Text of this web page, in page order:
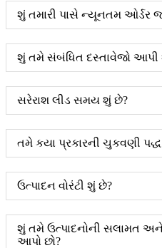
શું તમારી પાસે ન્યૂનતમ ઓર્ડર
શું તમે સંબંધિત દસ્તાવેજો આપી
સરેરાશ લીડ સમય શું છે?
તમે કયા પ્રકારની ચુકવણી
ઉત્પાદન વોરંટી શું છે?
શું તમે ઉત્પાદનોની સલામત અને
આપો છો?